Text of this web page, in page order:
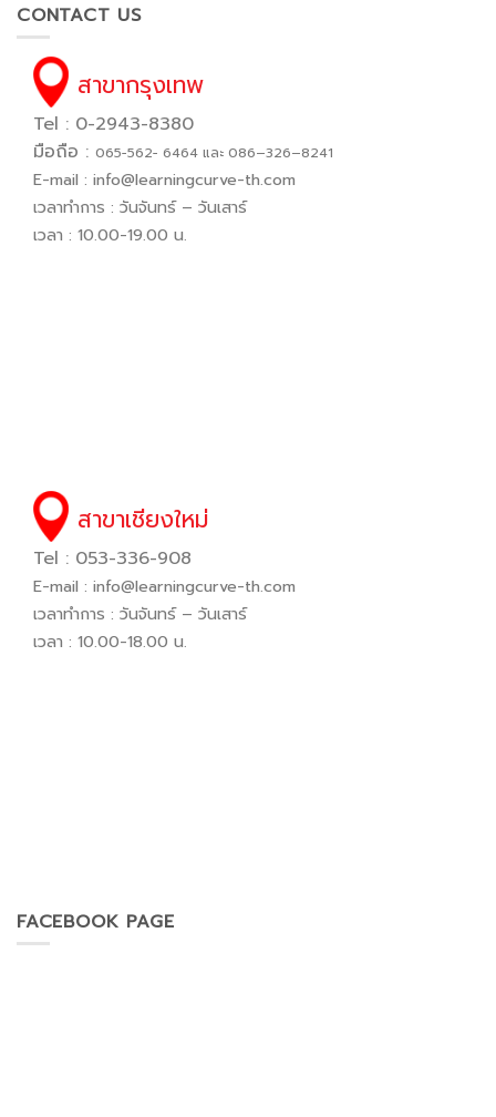
CONTACT US
สาขากรุงเทพ
Tel : 0-2943-8380
มือถือ : 065−562− 6464 และ 086–326–8241
E-mail : info@learningcurve-th.com
เวลาทำการ : วันจันทร์ – วันเสาร์
เวลา : 10.00-19.00 น.
สาขาเชียงใหม่
Tel : 053-336-908
E-mail : info@learningcurve-th.com
เวลาทำการ : วันจันทร์ – วันเสาร์
เวลา : 10.00-18.00 น.
FACEBOOK PAGE